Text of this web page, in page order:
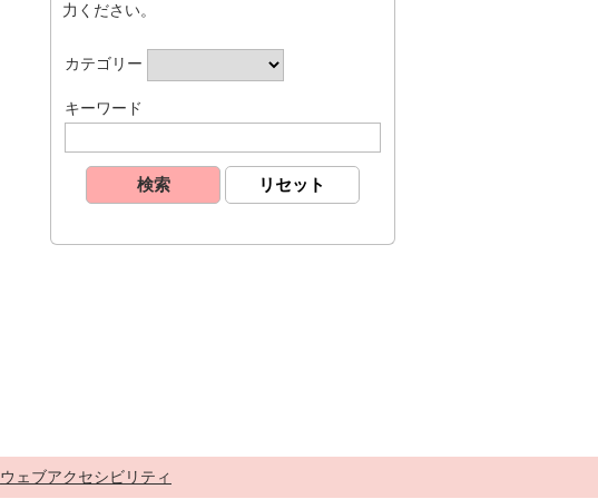
力ください。
カテゴリー
キーワード
ウェブアクセシビリティ